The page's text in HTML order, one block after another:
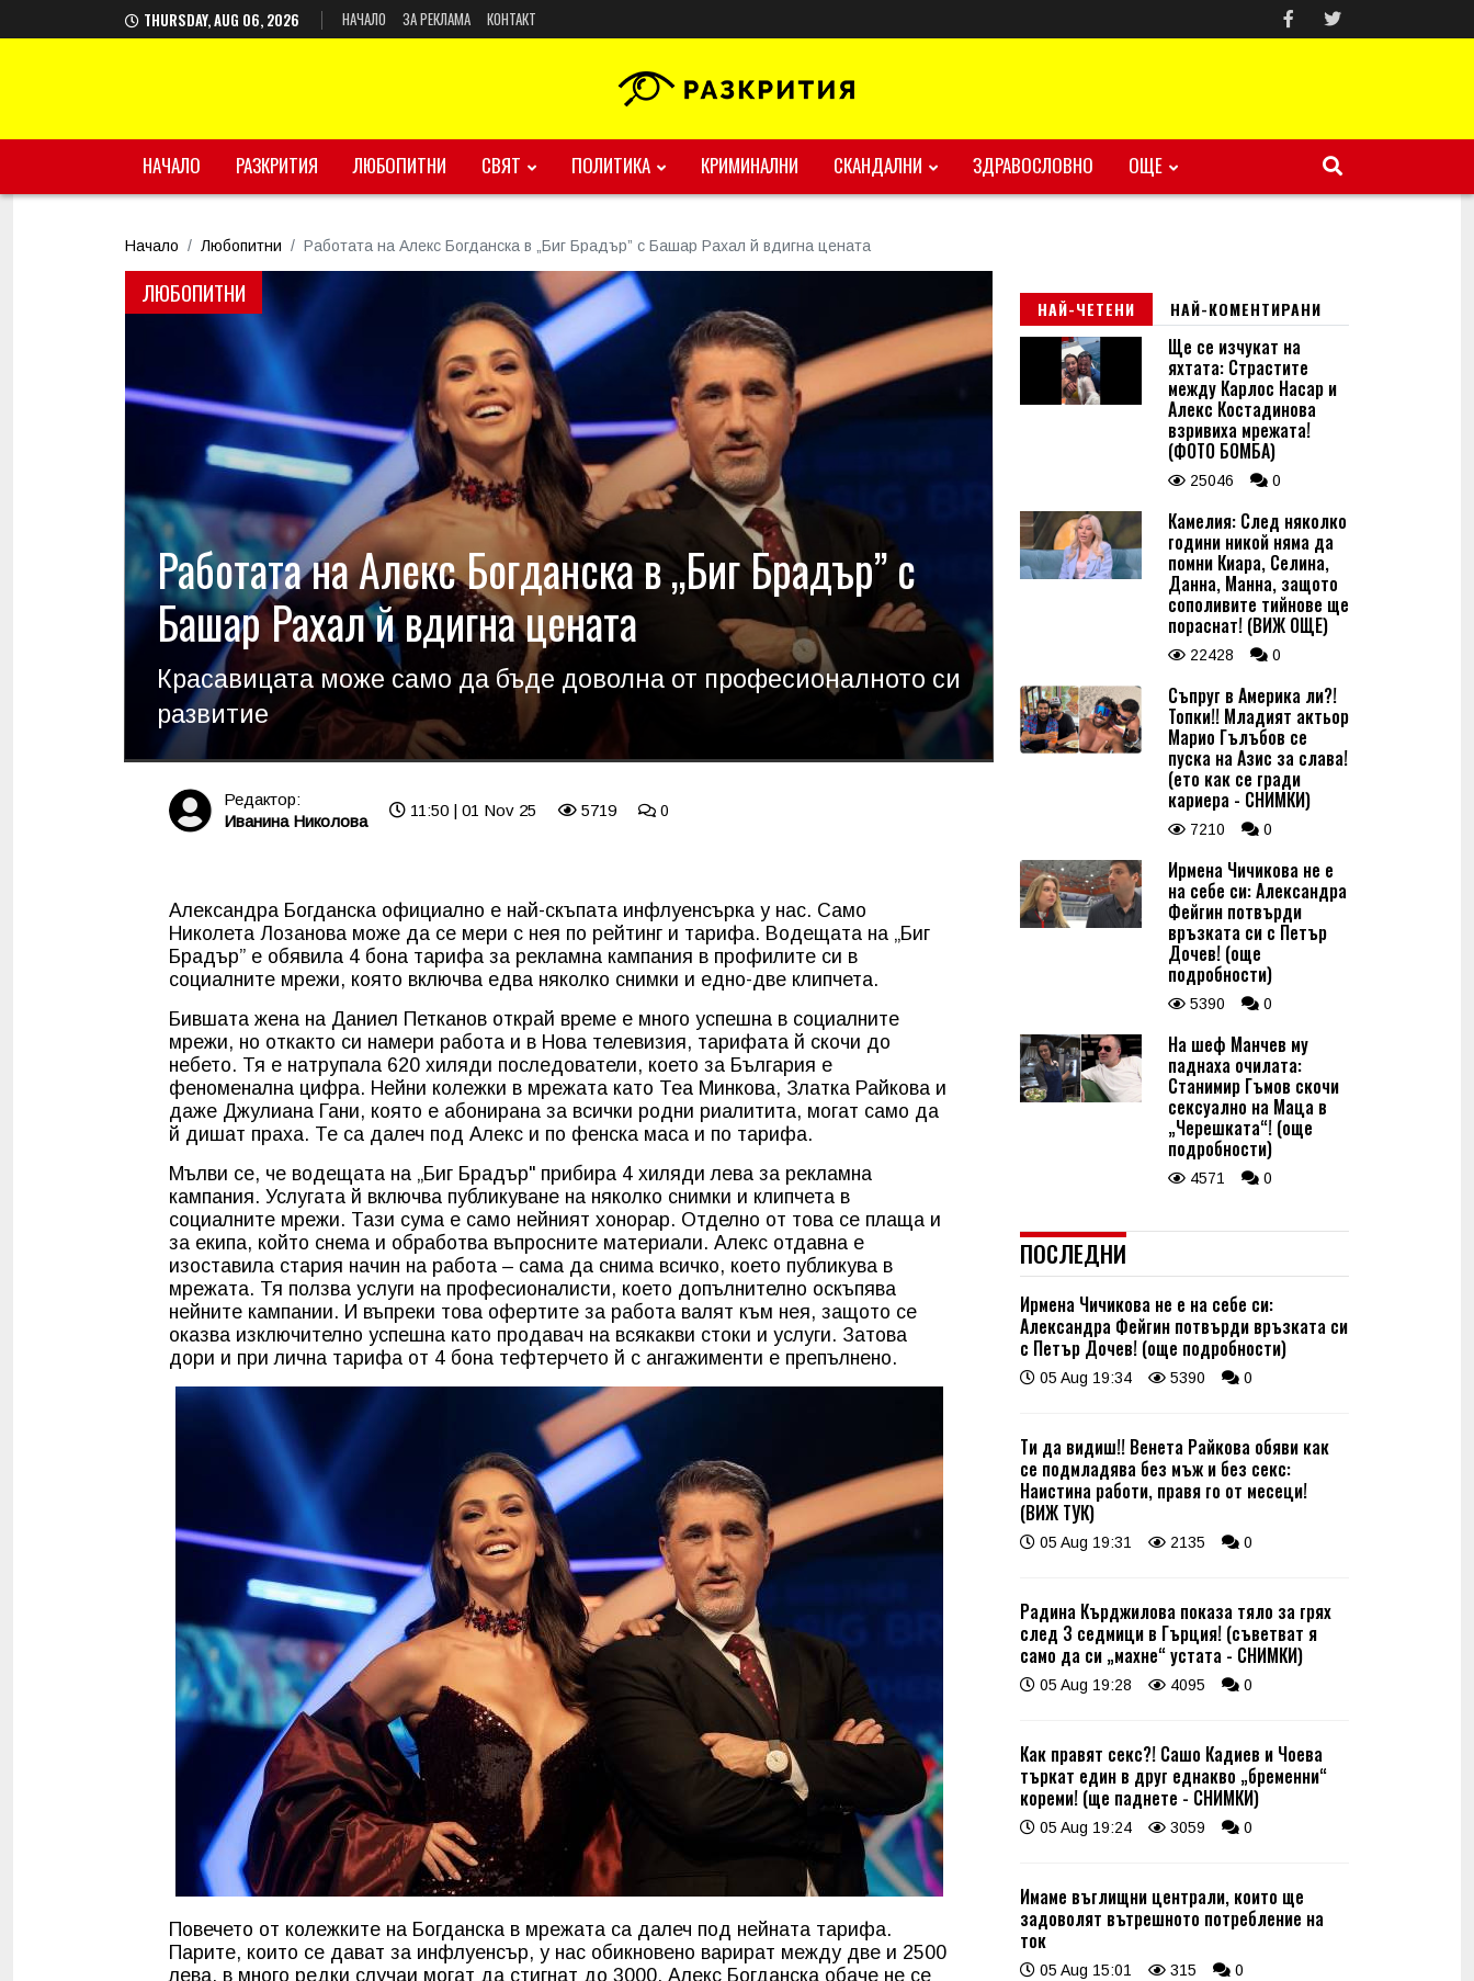
THURSDAY, AUG 06, 2026 НАЧАЛО ЗА РЕКЛАМА КОНТАКТ
НАЧАЛО РАЗКРИТИЯ ЛЮБОПИТНИ СВЯТ ПОЛИТИКА КРИМИНАЛНИ СКАНДАЛНИ ЗДРАВОСЛОВНО ОЩЕ
Начало Любопитни Работата на Алекс Богданска в „Биг Брадър” с Башар Рахал й вдигна цената
ЛЮБОПИТНИ
Работата на Алекс Богданска в „Биг Брадър” с
Башар Рахал й вдигна цената
Красавицата може само да бъде доволна от професионалното си
развитие
Редактор:
Иванина Николова
11:50 | 01 Nov 25 5719 0
Александра Богданска официално е най-скъпата инфлуенсърка у нас. Само
Николета Лозанова може да се мери с нея по рейтинг и тарифа. Водещата на „Биг
Брадър” е обявила 4 бона тарифа за рекламна кампания в профилите си в
социалните мрежи, която включва едва няколко снимки и едно-две клипчета.
Бившата жена на Даниел Петканов открай време е много успешна в социалните
мрежи, но откакто си намери работа и в Нова телевизия, тарифата й скочи до
небето. Тя е натрупала 620 хиляди последователи, което за България е
феноменална цифра. Нейни колежки в мрежата като Теа Минкова, Златка Райкова и
даже Джулиана Гани, която е абонирана за всички родни риалитита, могат само да
й дишат праха. Те са далеч под Алекс и по фенска маса и по тарифа.
Мълви се, че водещата на „Биг Брадър" прибира 4 хиляди лева за рекламна
кампания. Услугата й включва публикуване на няколко снимки и клипчета в
социалните мрежи. Тази сума е само нейният хонорар. Отделно от това се плаща и
за екипа, който снема и обработва въпросните материали. Алекс отдавна е
изоставила стария начин на работа – сама да снима всичко, което публикува в
мрежата. Тя ползва услуги на професионалисти, което допълнително оскъпява
нейните кампании. И въпреки това офертите за работа валят към нея, защото се
оказва изключително успешна като продавач на всякакви стоки и услуги. Затова
дори и при лична тарифа от 4 бона тефтерчето й с ангажименти е препълнено.
Повечето от колежките на Богданска в мрежата са далеч под нейната тарифа.
Парите, които се дават за инфлуенсър, у нас обикновено варират между две и 2500
лева, в много редки случаи могат да стигнат до 3000. Алекс Богданска обаче не се
НАЙ-ЧЕТЕНИ НАЙ-КОМЕНТИРАНИ
Ще се изчукат на
яхтата: Страстите
между Карлос Насар и
Алекс Костадинова
взривиха мрежата!
(ФОТО БОМБА)
25046 0
Камелия: След няколко
години никой няма да
помни Киара, Селина,
Данна, Манна, защото
сополивите тийнове ще
пораснат! (ВИЖ ОЩЕ)
22428 0
Съпруг в Америка ли?!
Топки!! Младият актьор
Марио Гълъбов се
пуска на Азис за слава!
(ето как се гради
кариера - СНИМКИ)
7210 0
Ирмена Чичикова не е
на себе си: Александра
Фейгин потвърди
връзката си с Петър
Дочев! (още
подробности)
5390 0
На шеф Манчев му
паднаха очилата:
Станимир Гъмов скочи
сексуално на Маца в
„Черешката“! (още
подробности)
4571 0
ПОСЛЕДНИ
Ирмена Чичикова не е на себе си:
Александра Фейгин потвърди връзката си
с Петър Дочев! (още подробности)
05 Aug 19:34 5390 0
Ти да видиш!! Венета Райкова обяви как
се подмладява без мъж и без секс:
Наистина работи, правя го от месеци!
(ВИЖ ТУК)
05 Aug 19:31 2135 0
Радина Кърджилова показа тяло за грях
след 3 седмици в Гърция! (съветват я
само да си „махне“ устата - СНИМКИ)
05 Aug 19:28 4095 0
Как правят секс?! Сашо Кадиев и Чоева
търкат един в друг еднакво „бременни“
кореми! (ще паднете - СНИМКИ)
05 Aug 19:24 3059 0
Имаме въглищни централи, които ще
задоволят вътрешното потребление на
ток
05 Aug 15:01 315 0